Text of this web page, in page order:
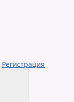
Регистрация